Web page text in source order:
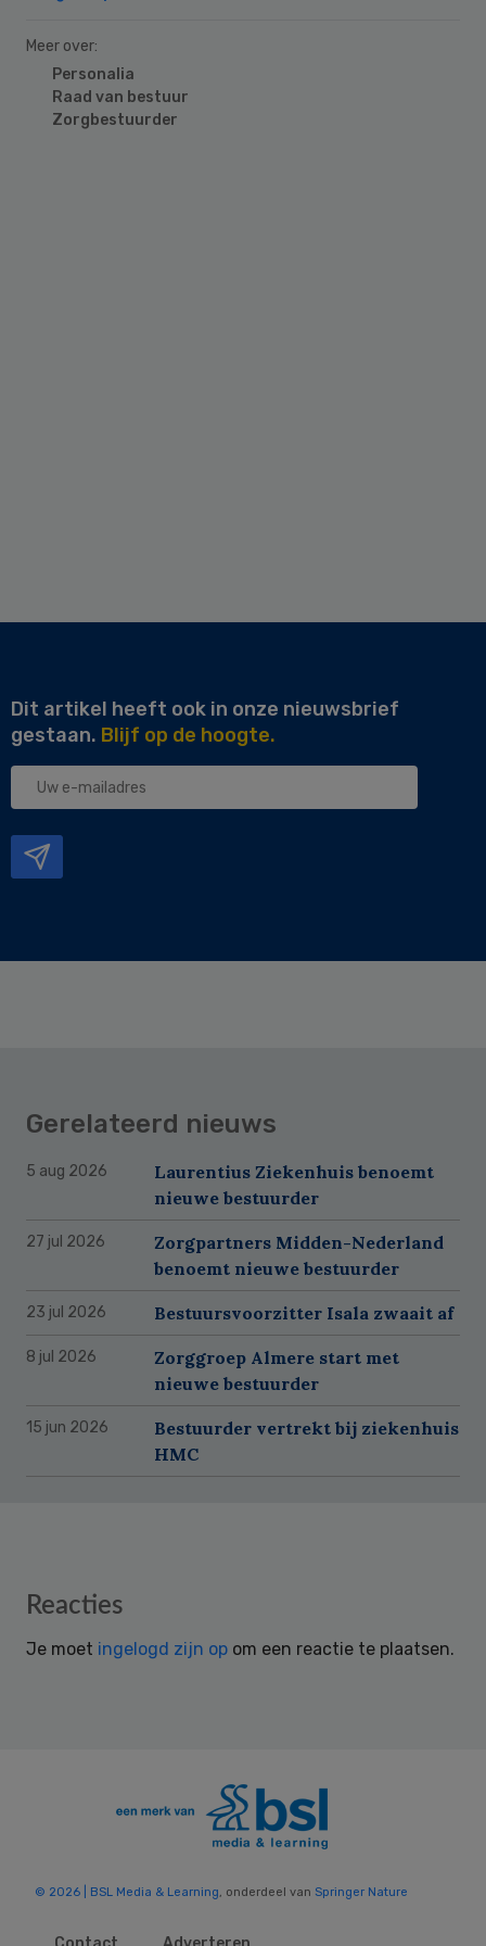
Meer over:
Personalia
Raad van bestuur
Zorgbestuurder
Dit artikel heeft ook in onze nieuwsbrief
gestaan. Blijf op de hoogte.
Uw
Gerelateerd nieuws
5 aug 2026
Laurentius Ziekenhuis benoemt
nieuwe bestuurder
27 jul 2026
Zorgpartners Midden-Nederland
benoemt nieuwe bestuurder
23 jul 2026 Bestuursvoorzitter Isala zwaait af
8 jul 2026
Zorggroep Almere start met
nieuwe bestuurder
15 jun 2026
Bestuurder vertrekt bij ziekenhuis
HMC
Reader
Reacties
Je moet ingelogd zijn op om een reactie te plaatsen.
© 2026 | BSL Media & Learning, onderdeel van Springer Nature